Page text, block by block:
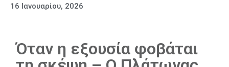
16 Ιανουαρίου, 2026
Όταν η εξουσία φοβάται